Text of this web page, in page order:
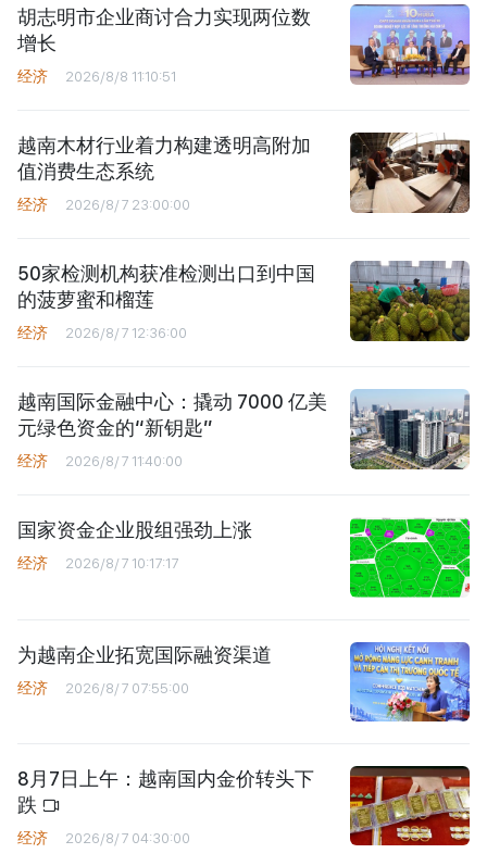
胡志明市企业商讨合力实现两位数
增长
经济 2026/8/8 11:10:51
越南木材行业着力构建透明高附加
值消费生态系统
经济 2026/8/7 23:00:00
50家检测机构获准检测出口到中国
的菠萝蜜和榴莲
经济 2026/8/7 12:36:00
越南国际金融中心：撬动 7000 亿美
元绿色资金的“新钥匙”
经济 2026/8/7 11:40:00
国家资金企业股组强劲上涨
经济 2026/8/7 10:17:17
为越南企业拓宽国际融资渠道
经济 2026/8/7 07:55:00
8月7日上午：越南国内金价转头下
跌
经济 2026/8/7 04:30:00